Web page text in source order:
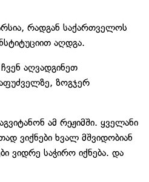
რადგან საქართველოს
აღდგა.
აღვადგინეთ
ზოგჯერ
ამ რეჟიმში. ყველანი
ვიქნები ხვალ მშვიდობიან
ვიდრე საჭირო იქნება. და